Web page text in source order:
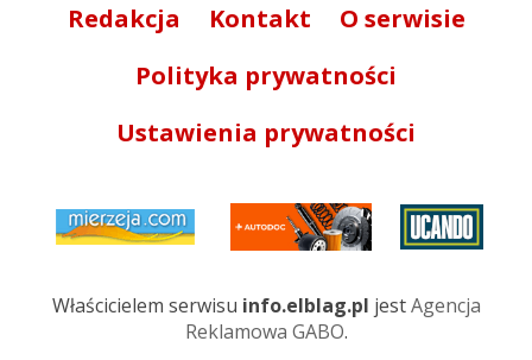
Redakcja Kontakt
O serwisie
Polityka prywatności
Ustawienia prywatności
Właścicielem serwisu info.elblag.pl jestAgencja
Reklamowa GABO.